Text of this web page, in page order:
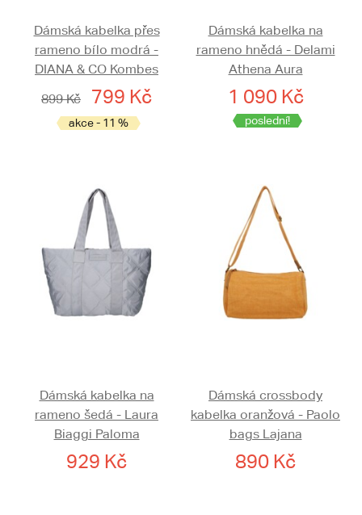
Dámská kabelka přes
rameno bílo modrá -
DIANA & CO Kombes
899 Kč
799 Kč
akce - 11 %
Dámská kabelka na
rameno hnědá - Delami
Athena Aura
1 090 Kč
poslední!
Dámská kabelka na
rameno šedá - Laura
Biaggi Paloma
929 Kč
Dámská crossbody
kabelka oranžová - Paolo
bags Lajana
890 Kč